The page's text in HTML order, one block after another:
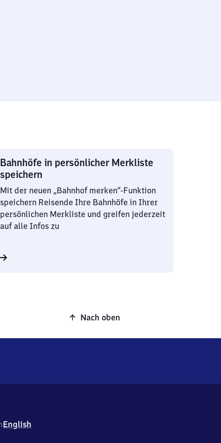
Bahnhöfe in persönlicher Merkliste
speichern
Mit der neuen „Bahnhof merken“-Funktion
speichern Reisende Ihre Bahnhöfe in Ihrer
persönlichen Merkliste und greifen jederzeit
auf alle Infos zu
Nach oben
English